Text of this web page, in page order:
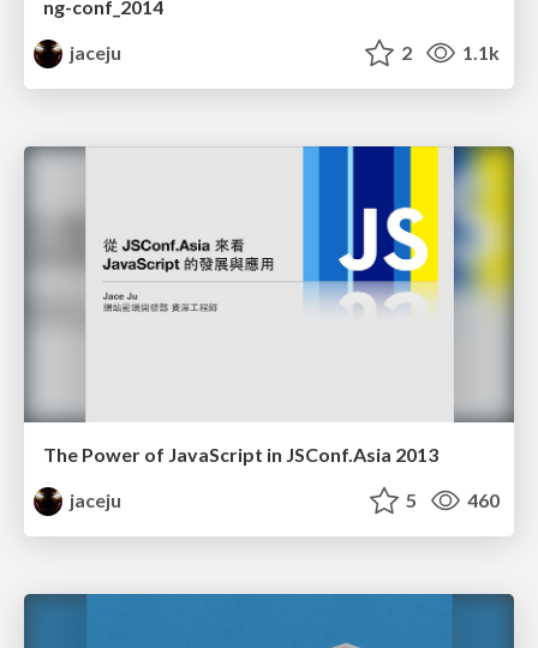
ng-conf_2014
jaceju
2 1.1k
The Power of JavaScript in JSConf.Asia 2013
jaceju
5 460